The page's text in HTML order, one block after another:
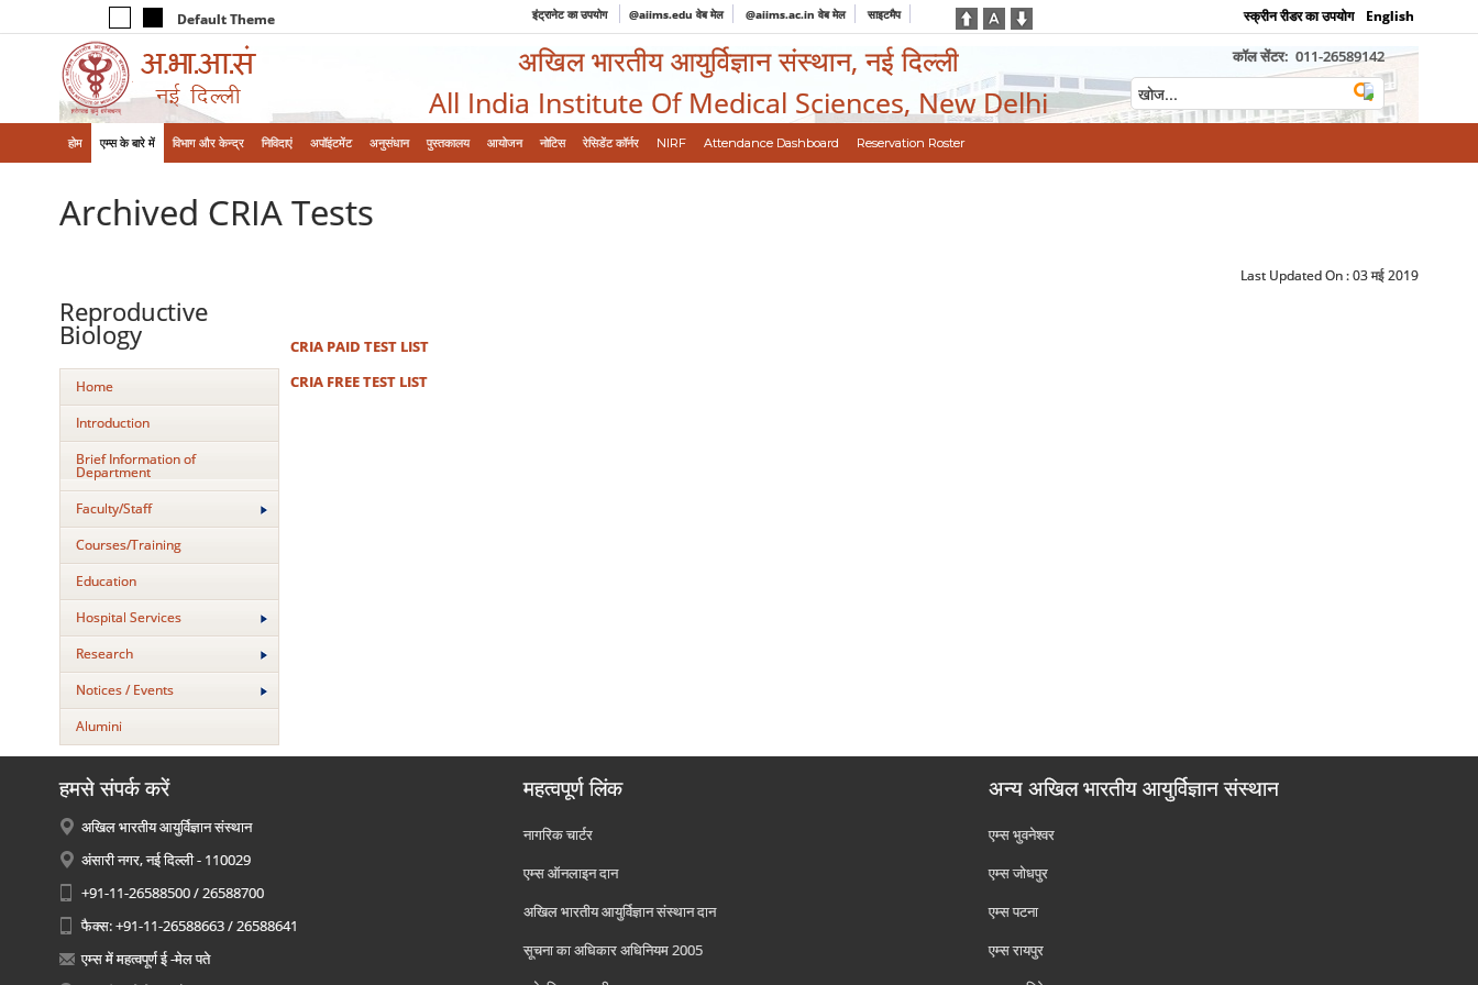
Default Theme इंट्रानेट का उपयोग @aiims.edu वेब मेल @aiims.ac.in वेब मेल साइटमैप स्क्रीन रीडर का उपयोग English
अखिल भारतीय आयुर्विज्ञान संस्थान, नई दिल्ली
All India Institute Of Medical Sciences, New Delhi
कॉल सेंटर: 011-26589142
होम एम्‍स के बारे में विभाग और केन्‍द्र निविदाएं अपॉइंटमेंट अनुसंधान पुस्तकालय आयोजन नोटिस रेसिडेंट कॉर्नर NIRF Attendance Dashboard Reservation Roster
Archived CRIA Tests
Last Updated On :03 मई 2019
Reproductive
Biology
Home
Introduction
Brief Information of
Department
Faculty/Staff
Courses/Training
Education
Hospital Services
Research
Notices / Events
Alumini
CRIA PAID TEST LIST
CRIA FREE TEST LIST
हमसे संपर्क करें
अखिल भारतीय आयुर्विज्ञान संस्थान
अंसारी नगर, नई दिल्ली - 110029
+91-11-26588500 / 26588700
फैक्स: +91-11-26588663 / 26588641
एम्स में महत्वपूर्ण ई -मेल पते
महत्वपूर्ण लिंक
नागरिक चार्टर
एम्स ऑनलाइन दान
अखिल भारतीय आयुर्विज्ञान संस्थान दान
सूचना का अधिकार अधिनियम 2005
अन्य अखिल भारतीय आयुर्विज्ञान संस्थान
एम्‍स भुवनेश्वर
एम्‍स जोधपुर
एम्‍स पटना
एम्‍स रायपुर